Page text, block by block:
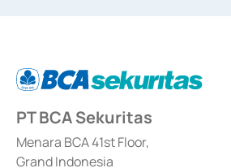
PT BCA Sekuritas
Menara BCA 41st Floor,
Grand Indonesia